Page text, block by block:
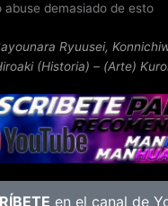
abuse demasiado de esto
Ryuusei,
(Historia) – (Arte)
en el canal de